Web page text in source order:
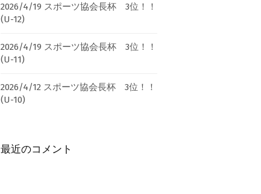
2026/4/19 スポーツ協会長杯 3位！！
(U-12)
2026/4/19 スポーツ協会長杯 3位！！
(U-11)
2026/4/12 スポーツ協会長杯 3位！！
(U-10)
最近のコメント